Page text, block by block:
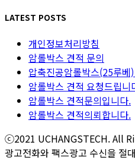
LATEST POSTS
개인정보처리방침
암롤박스 견적 문의
압축진공암롤박스(25루베
암롤박스 견적 요청드립니
암롤박스 견적문의입니다.
암롤박스 견적의뢰합니다.
ⓒ2021 UCHANGSTECH. All
광고전화와 팩스광고 수신을 절